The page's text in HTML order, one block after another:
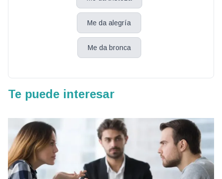
Me da alegría
Me da bronca
Te puede interesar